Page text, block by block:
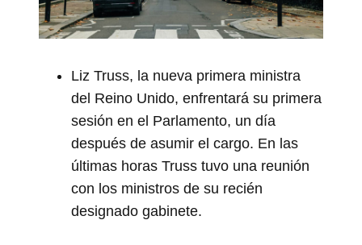
Liz Truss, la nueva primera ministra
del Reino Unido, enfrentará su primera
sesión en el Parlamento, un día
después de asumir el cargo. En las
últimas horas Truss tuvo una reunión
con los ministros de su recién
designado gabinete.